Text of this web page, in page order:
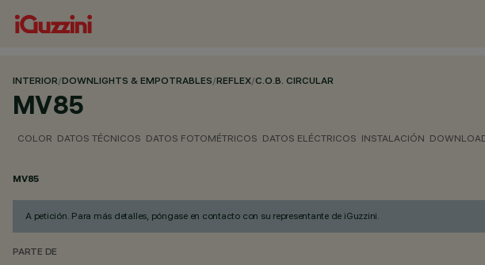
INTERIOR/DOWNLIGHTS & EMPOTRABLES/REFLEX/C.O.B. CIRCULAR
MV85
COLOR DATOS TÉCNICOS DATOS FOTOMÉTRICOS DATOS ELÉCTRICOS INSTALACIÓN
MV85
A petición. Para más detalles, póngase en contacto con su representante de iGuzzini.
PARTE DE